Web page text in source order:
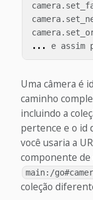
camera.
camera.
camera.
...
e assim
Uma câmera é
caminho
incluindo a
pertence e o id
você usaria a
componente de
main:/
coleção